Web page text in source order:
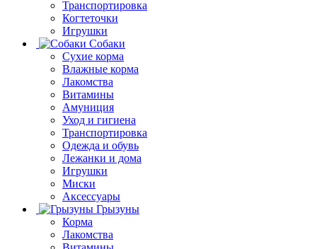
Транспортировка
Когтеточки
Игрушки
Собаки
Сухие корма
Влажные корма
Лакомства
Витамины
Амуниция
Уход и гигиена
Транспортировка
Одежда и обувь
Лежанки и дома
Игрушки
Миски
Аксессуары
Грызуны
Корма
Лакомства